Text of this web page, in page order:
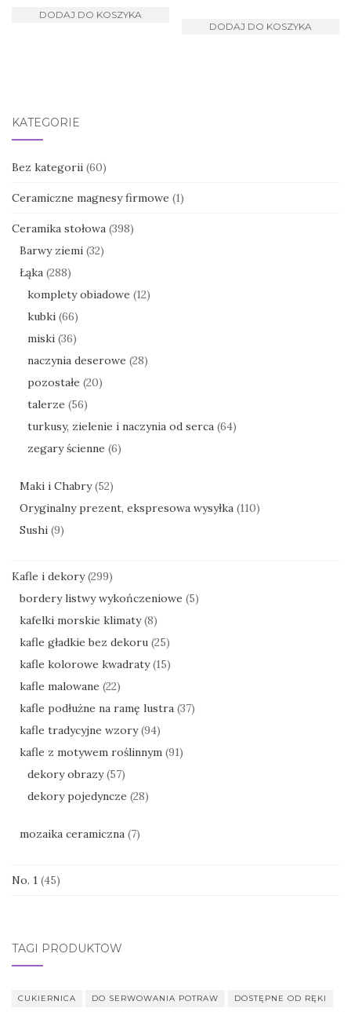
DODAJ DO KOSZYKA
DODAJ DO KOSZYKA
KATEGORIE
Bez kategorii (60)
Ceramiczne magnesy firmowe (1)
Ceramika stołowa (398)
Barwy ziemi (32)
Łąka (288)
komplety obiadowe (12)
kubki (66)
miski (36)
naczynia deserowe (28)
pozostałe (20)
talerze (56)
turkusy, zielenie i naczynia od serca (64)
zegary ścienne (6)
Maki i Chabry (52)
Oryginalny prezent, ekspresowa wysyłka (110)
Sushi (9)
Kafle i dekory (299)
bordery listwy wykończeniowe (5)
kafelki morskie klimaty (8)
kafle gładkie bez dekoru (25)
kafle kolorowe kwadraty (15)
kafle malowane (22)
kafle podłużne na ramę lustra (37)
kafle tradycyjne wzory (94)
kafle z motywem roślinnym (91)
dekory obrazy (57)
dekory pojedyncze (28)
mozaika ceramiczna (7)
No. 1 (45)
TAGI PRODUKTÓW
CUKIERNICA DO SERWOWANIA POTRAW DOSTĘPNE OD RĘKI